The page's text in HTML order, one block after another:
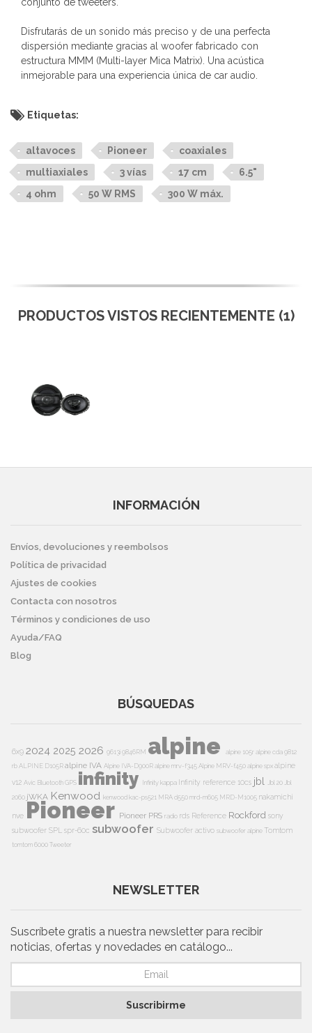
Disfrutarás de un sonido más preciso y de una perfecta
dispersión mediante gracias al woofer fabricado con
estructura MMM (Multi-layer Mica Matrix). Una acústica
inmejorable para una experiencia única de car audio.
Etiquetas:
altavoces Pioneer
coaxiales
multiaxiales
3 vías 17 cm
6.5"
4 ohm
50 W RMS 300 W máx.
PRODUCTOS VISTOS RECIENTEMENTE (1)
INFORMACIÓN
Envíos, devoluciones y reembolsos
Política de privacidad
Ajustes de cookies
Contacta con nosotros
Términos y condiciones de uso
Ayuda/FAQ
Blog
BÚSQUEDAS
6x9 2024 2025 2026 9613i9846RM alpine alpine 105r alpine cda 9812
rbALPINE D105Ralpine IVA Alpine IVA-D900Ralpine mrv-f345Alpine MRV-f450alpine spxalpine
v12 Avic BluetoothGPS infinity Infinity kappa Infinity reference 10cs jbl Jbl 20 Jbl
2060 jWKA Kenwood kenwood kac-ps521 MRA d550mrd-m605 MRD-M1005 nakamichi
nve Pioneer Pioneer PRS radio rds Reference Rockford sony
subwoofer SPL spr-60c subwoofer Subwoofer activo subwoofer alpine Tomtom
tomtom 6000Tweeter
NEWSLETTER
Suscríbete gratis a nuestra newsletter para recibir
noticias, ofertas y novedades en catálogo...
Suscribirme